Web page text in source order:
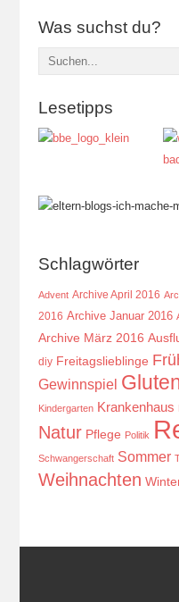
Was suchst du?
Lesetipps
Schlagwörter
Advent Archive April 2016
2016 Archive Januar 2016
Archive März 2016
diy Freitagslieblinge
Gewinnspiel
Kindergarten Krankenhaus
Natur Pflege Politik
Schwangerschaft Sommer
Weihnachten